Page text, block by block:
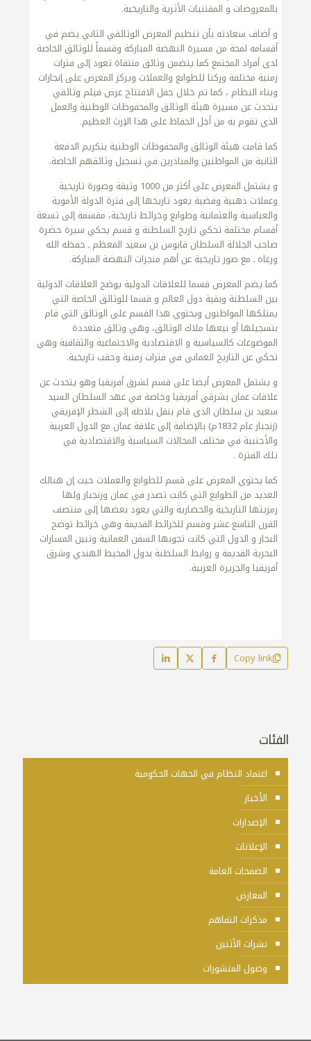
بالمعروضات و المقتنيات الأثرية والتاريخية.
و أضاف سعادته بأن تنظيم المعرض الوثائقي الثاني يضم في
أقسامه لمحة من مسيرة النهضة المباركة وقسماً للوثائق الخاصة
لدى أفراد المجتمع كما يتضمن وثائق منتقاة تعود إلى فترات
زمنية مختلفة وركنا للطوابع والعملات ويركز المعرض على إنجازات
وبناء النظام ، كما تم خلال حفل الافتتاح عرض فيلم وثائقي
يتحدث عن مسيرة هيئة الوثائق والمحفوظات الوطنية والعمل
الذي تقوم به من أجل الحفاظ على هذا الإرث العظيم.
كما قامت هيئة الوثائق والمحفوظات الوطنية بتكريم الدفعة
الثانية من المواطنين والمبادرين في تسجيل وثائقهم الخاصة.
و يشتمل المعرض على أكثر من 1000 وثيقة وصورة تاريخية
وعملات ذهبية وفضية يعود تاريخها إلى فترة الدولة الأموية
والعباسية والعثمانية وطوابع وخرائط تاريخية، مقسمة إلى تسعة
أقسام مختلفة تحكي تاريخ السلطنة و قسم يحكي سيرة حضرة
صاحب الجلالة السلطان قابوس بن سعيد المعظم ـ حفظه الله
ورعاه ـ مع صور تاريخية عن أهم منجزات النهضة المباركة.
كما يضم المعرض قسما للعلاقات الدولية يوضح العلاقات الدولية
بين السلطنة وبقية دول العالم و قسما للوثائق الخاصة التي
يمتلكها المواطنون ويحتوي هذا القسم على الوثائق التي قام
بتسجيلها أو بيعها ملاك الوثائق، وهي وثائق متعددة
الموضوعات كالسياسية و الاقتصادية والاجتماعية والثقافية وهي
تحكي عن التاريخ العماني في فترات زمنية وحقب تاريخية.
و يشتمل المعرض أيضا على قسم لشرق أفريقيا وهو يتحدث عن
علاقات عمان بشرقي أفريقيا وخاصة في عهد السلطان السيد
سعيد بن سلطان الذي قام بنقل بلاطه إلى الشطر الإفريقي
(زنجبار عام 1832م) بالإضافة إلى علاقة عمان مع الدول العربية
والأجنبية في مختلف المجالات السياسية والاقتصادية في
تلك الفترة .
كما يحتوي المعرض على قسم للطوابع والعملات حيث إن هنالك
العديد من الطوابع التي كانت تصدر في عمان وزنجبار ولها
رمزيتها التاريخية والحضارية والتي يعود بعضها إلى منتصف
القرن التاسع عشر وقسم للخرائط القديمة وهي خرائط توضح
البحار و الدول التي كانت تجوبها السفن العمانية وتبين المسارات
البحرية القديمة و روابط السلطنة بدول المحيط الهندي وشرق
أفريقيا والجزيرة العربية.
Copy link
الفئات
اعتماد النظام في الجهات الحكومية
الأخبار
الإصدارات
الإعلانات
الصفحات العامة
المعارض
مذكرات التفاهم
نشرات الأثنين
وصول المنشورات